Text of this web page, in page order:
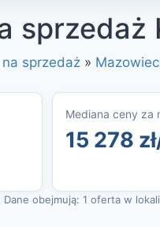
sprzedaż
sprzedaż »
Mediana ceny za
15 278
obejmują: 1 oferta w